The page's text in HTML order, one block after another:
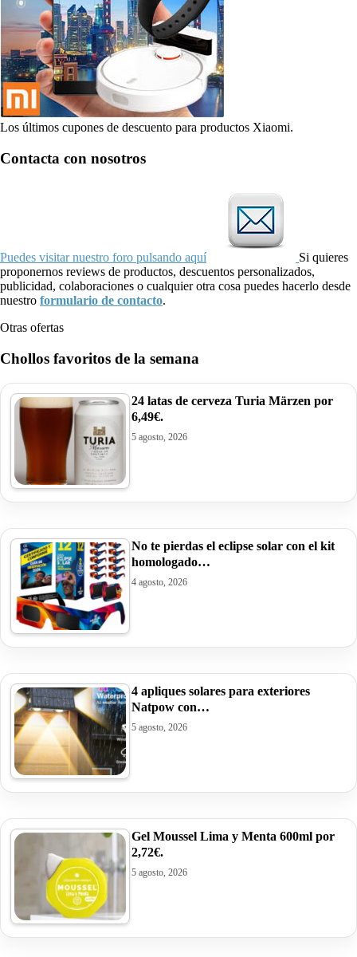
Los últimos cupones de descuento para productos Xiaomi.
Contacta con nosotros
Puedes visitar nuestro foro pulsando aquí
Si quieres
proponernos reviews de productos, descuentos personalizados,
publicidad, colaboraciones o cualquier otra cosa puedes hacerlo desde
nuestro formulario de contacto.
Otras ofertas
Chollos favoritos de la semana
24 latas de cerveza Turia Märzen por
6,49€.
5 agosto, 2026
No te pierdas el eclipse solar con el kit
homologado…
4 agosto, 2026
4 apliques solares para exteriores
Natpow con…
5 agosto, 2026
Gel Moussel Lima y Menta 600ml por
2,72€.
5 agosto, 2026